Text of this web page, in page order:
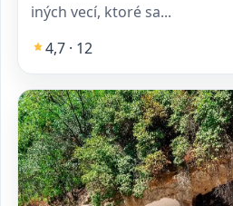
iných vecí, ktoré sa...
4,7 · 12